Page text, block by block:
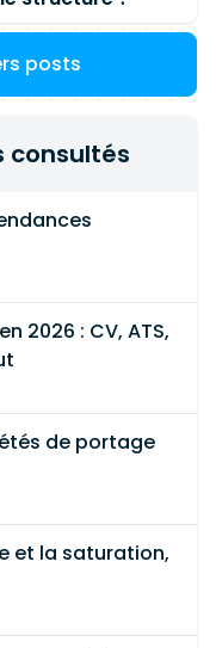
posts
consultés
2026 : CV, ATS,
de portage
et la saturation,